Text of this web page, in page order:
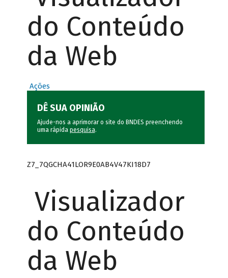
do Conteúdo
da Web
Ações
DÊ SUA OPINIÃO
Ajude-nos a aprimorar o site do BNDES preenchendo
uma rápida pesquisa.
Z7_7QGCHA41LOR9E0AB4V47KI18D7
Visualizador
do Conteúdo
da Web